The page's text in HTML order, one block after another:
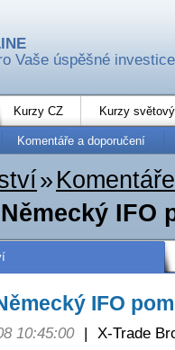
Vaše úspěšné investice
Kurzy CZ Kurzy
Komentáře a doporučení
»
IFO
10:45:00 | X-Trade